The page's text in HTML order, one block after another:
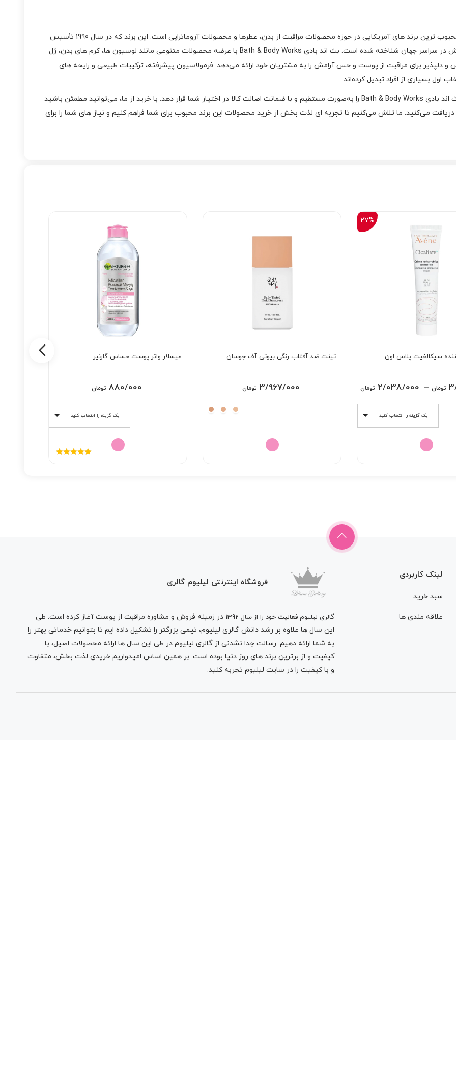
یکی از معتبرترین و محبوب‌ ترین برند های آمریکایی در حوزه محصولات مراقبت از بدن، عطرها و محصولات آروماتراپی است. این برند که در سال 1990 تأسیس
شد، به خاطر رایحه‌ های منحصر به‌ فرد و کیفیت بالا محصولاتش در سراسر جهان شناخته شده است. بث اند بادی Bath & Body Works با عرضه محصولات متنوعی مانند لوسیون‌ ها، کرم‌ های بدن، ژل‌
برای مراقبت از پوست و حس آرامش را به مشتریان خود ارائه می‌دهد. فرمولاسیون پیشرفته، ترکیبات طبیعی و رایحه‌ های
بسیاری از افراد تبدیل کرده‌اند.
مفتخر است که محصولات اورجینال و با کیفیت بث اند بادی Bath & Body Works را به‌صورت مستقیم و با ضمانت اصالت کالا در اختیار شما قرار دهد. با خرید از ما، می‌توانید مطمئن باشید
می‌کنید. ما تلاش می‌کنیم تا تجربه‌ ای لذت‌ بخش از خرید محصولات این برند محبوب برای شما فراهم کنیم و نیاز های شما را برای
27%
سیکالفیت پلاس اون
یک گزینه را انتخاب کنید
تومان –
2/038/000 تومانPrice
range:
through
تینت ضد آفتاب رنگی بیوتی آف جوسان
3/967/000 تومان
میسلار واتر پوست حساس گارنیر
یک گزینه را انتخاب کنید
880/000 تومان
لینک کاربردی
سبد خرید
علاقه مندی ها
فروشگاه اینترنتی لیلیوم گالری
گالری لیلیوم فعالیت خود را از سال 1392
در زمینه فروش و مشاوره مراقبت از پوست آغاز کرده است. طی
این سال ها علاوه بر رشد دانش گالری لیلیوم، تیمی بزرگتر را تشکیل داده ایم تا بتوانیم خدماتی بهتر را
به شما ارائه دهیم. رسالت جدا نشدنی از گالری لیلیوم در طی این سال ها ارائه محصولات اصیل، با
کیفیت و از برترین برند های روز دنیا بوده است. بر همین اساس امیدواریم خریدی لذت بخش، متفاوت
و با کیفیت را در سایت لیلیوم تجربه کنید.